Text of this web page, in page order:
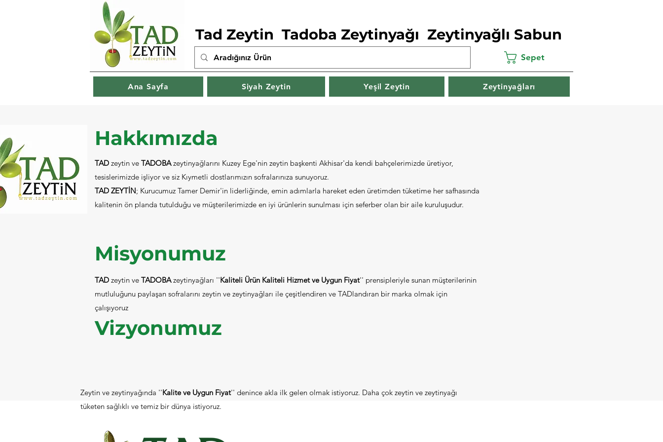
Tad Zeytin Tadoba Zeytinyağı Zeytinyağlı Sabun
Sepet
Ana Sayfa Siyah Zeytin Yeşil Zeytin Zeytinyağları
Hakkımızda
TAD zeytin ve TADOBAzeytinyağlarını Kuzey Ege'nin zeytin başkenti Akhisar'da kendi bahçelerimizde üretiyor,
tesislerimizde işliyor ve siz Kıymetli dostlarımızın sofralarınıza sunuyoruz.
TAD ZEYTİN; Kurucumuz Tamer Demir'in liderliğinde, emin adımlarla hareket eden üretimden tüketime her safhasında
kalitenin ön planda tutulduğu ve müşterilerimizde en iyi ürünlerin sunulması için seferber olan bir aile kuruluşudur.
Misyonumuz
TAD zeytin ve TADOBAzeytinyağları ''Kaliteli Ürün Kaliteli Hizmet ve Uygun Fiyat'' prensipleriyle sunan müşterilerinin
mutluluğunu paylaşan sofralarını zeytin ve zeytinyağları ile çeşitlendiren ve TADlandıran bir marka olmak için
çalışıyoruz
Vizyonumuz
Zeytin ve zeytinyağında ''Kalite ve Uygun Fiyat'' denince akla ilk gelen olmak istiyoruz. Daha çok zeytin ve zeytinyağı
tüketen sağlıklı ve temiz bir dünya istiyoruz.